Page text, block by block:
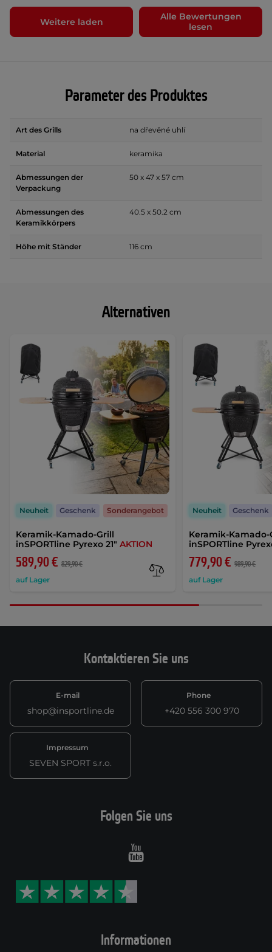
Alternativen
Keramik-Kamado-Grill
inSPORTline Pyrexo 21" AKTION
589,90 € 829,90 €
auf Lager
Neuheit Geschenk Sonderangebot
Keramik-Kamado-
inSPORTline
779,90 € 989,90 €
auf Lager
Neuheit Geschenk
Weitere laden
Alle Bewertungen
lesen
Parameter des Produktes
Art des Grills na dřevěné uhlí
Material keramika
Abmessungen der
Verpackung
50 x 47 x 57 cm
Abmessungen des
Keramikkörpers
40.5 x 50.2 cm
Höhe mit Ständer 116 cm
Kontaktieren Sie uns
E-mail
shop@insportline.de
Phone
+420 556 300 970
Impressum
SEVEN SPORT s.r.o.
Informationen
Folgen Sie uns
Youtube